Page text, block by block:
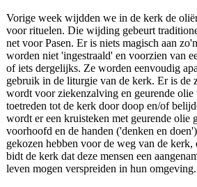
Vorige week wijdden we in de kerk de
voor rituelen. Die wijding gebeurt
net voor Pasen. Er is niets magisch aan
worden niet 'ingestraald' en voorzien van
of iets dergelijks. Ze worden eenvoudig
gebruik in de liturgie van de kerk. Er is de
wordt voor ziekenzalving en geurende olie
toetreden tot de kerk door doop en/of
wordt er een kruisteken met geurende olie
voorhoofd en de handen ('denken en
gekozen hebben voor de weg van de kerk,
bidt de kerk dat deze mensen een
leven mogen verspreiden in hun omgeving.